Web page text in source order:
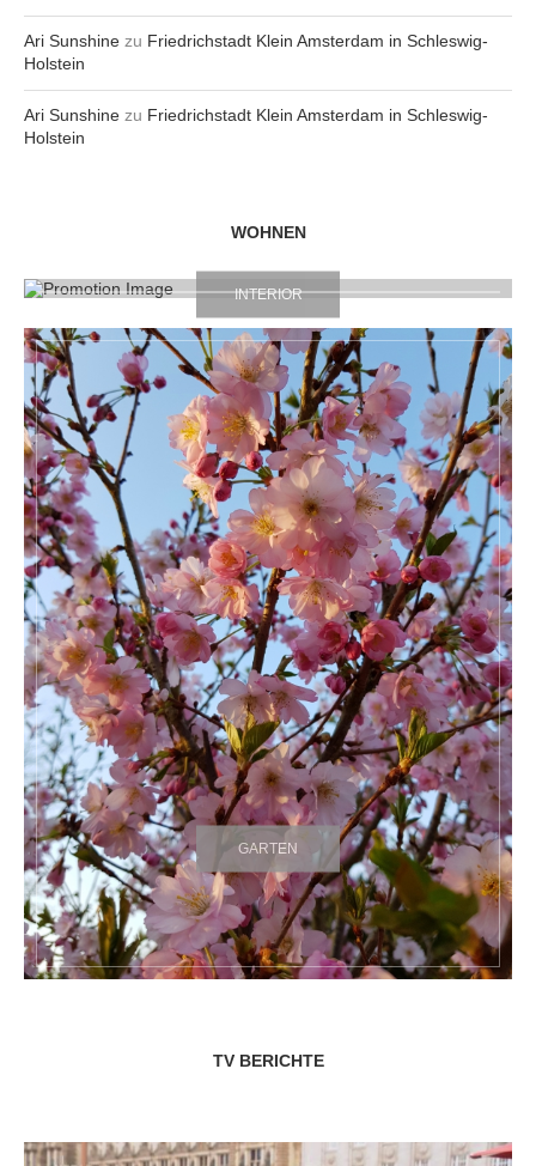
Ari Sunshine zu Friedrichstadt Klein Amsterdam in Schleswig-
Holstein
Ari Sunshine zu Friedrichstadt Klein Amsterdam in Schleswig-
Holstein
WOHNEN
INTERIOR
GARTEN
TV BERICHTE